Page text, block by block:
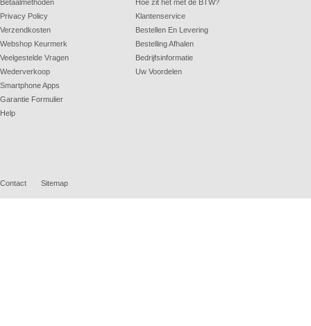
Betaalmethoden
Privacy Policy
Verzendkosten
Webshop Keurmerk
Veelgestelde Vragen
Wederverkoop
Smartphone Apps
Garantie Formulier
Help
Hoe zit het met de BTW?
Klantenservice
Bestellen En Levering
Bestelling Afhalen
Bedrijfsinformatie
Uw Voordelen
Contact Sitemap